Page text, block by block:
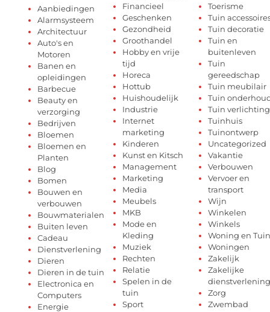
Aanbiedingen
Alarmsysteem
Architectuur
Auto's en
Motoren
Banen en
opleidingen
Barbecue
Beauty en
verzorging
Bedrijven
Bloemen
Bloemen en
Planten
Blog
Bomen
Bouwen en
verbouwen
Bouwmaterialen
Buiten leven
Cadeau
Dienstverlening
Dieren
Dieren in de tuin
Electronica en
Computers
Energie
Financieel
Geschenken
Gezondheid
Groothandel
Hobby en vrije
tijd
Horeca
Hottub
Huishoudelijk
Industrie
Internet
marketing
Kinderen
Kunst en Kitsch
Management
Marketing
Media
Meubels
MKB
Mode en
Kleding
Muziek
Rechten
Relatie
Spelen in de
tuin
Sport
Toerisme
Tuin
Tuin decoratie
Tuin en
buitenleven
Tuin
gereedschap
Tuin meubilair
Tuin
Tuin verlichting
Tuinhuis
Tuinontwerp
Uncategorized
Vakantie
Verbouwen
Vervoer en
transport
Wijn
Winkelen
Winkels
Woning en Tuin
Woningen
Zakelijk
Zakelijke
dienstverlening
Zorg
Zwembad